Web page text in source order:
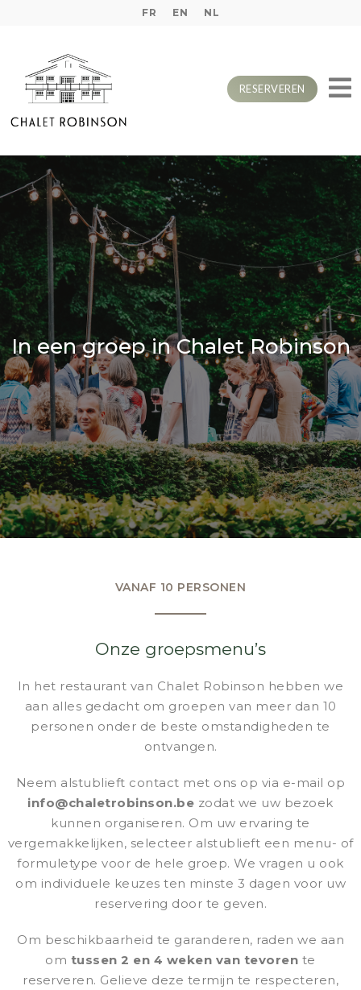
FR EN NL
RESERVEREN
In een groep in Chalet Robinson
VANAF 10 PERSONEN
Onze groepsmenu’s
In het restaurant van Chalet Robinson hebben we
aan alles gedacht om groepen van meer dan 10
personen onder de beste omstandigheden te
ontvangen.
Neem alstublieft contact met ons op via e-mail op
info@chaletrobinson.be zodat we uw bezoek
kunnen organiseren. Om uw ervaring te
vergemakkelijken, selecteer alstublieft een menu- of
formuletype voor de hele groep. We vragen u ook
om individuele keuzes ten minste 3 dagen voor uw
reservering door te geven.
Om beschikbaarheid te garanderen, raden we aan
om tussen 2 en 4 weken van tevoren te
reserveren. Gelieve deze termijn te respecteren,